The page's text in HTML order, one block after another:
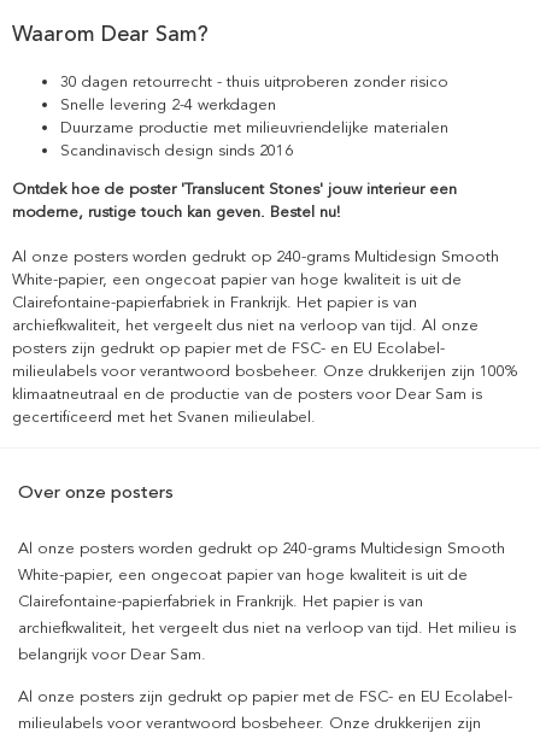
Waarom Dear Sam?
30 dagen retourrecht - thuis uitproberen zonder risico
Snelle levering 2-4 werkdagen
Duurzame productie met milieuvriendelijke materialen
Scandinavisch design sinds 2016
Ontdek hoe de poster 'Translucent Stones' jouw interieur een
moderne, rustige touch kan geven. Bestel nu!
Al onze posters worden gedrukt op 240-grams Multidesign Smooth
White-papier, een ongecoat papier van hoge kwaliteit is uit de
Clairefontaine-papierfabriek in Frankrijk. Het papier is van
archiefkwaliteit, het vergeelt dus niet na verloop van tijd. Al onze
posters zijn gedrukt op papier met de FSC- en EU Ecolabel-
milieulabels voor verantwoord bosbeheer. Onze drukkerijen zijn 100%
klimaatneutraal en de productie van de posters voor Dear Sam is
gecertificeerd met het Svanen milieulabel.
Over onze posters
Al onze posters worden gedrukt op 240-grams Multidesign Smooth
White-papier, een ongecoat papier van hoge kwaliteit is uit de
Clairefontaine-papierfabriek in Frankrijk. Het papier is van
archiefkwaliteit, het vergeelt dus niet na verloop van tijd. Het milieu is
belangrijk voor Dear Sam.
Al onze posters zijn gedrukt op papier met de FSC- en EU Ecolabel-
milieulabels voor verantwoord bosbeheer. Onze drukkerijen zijn